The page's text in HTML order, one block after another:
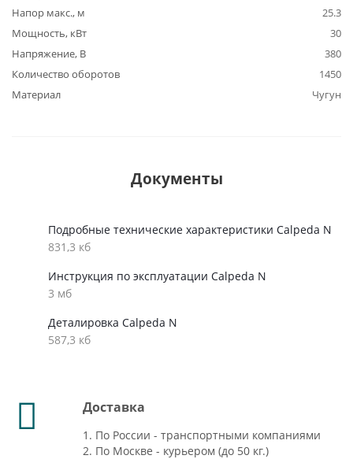
Напор макс., м
25.3
Мощность, кВт
30
Напряжение, В
380
Количество оборотов
1450
Материал
Чугун
Документы
Подробные технические характеристики Calpeda N
831,3 кб
Инструкция по эксплуатации Calpeda N
3 мб
Деталировка Calpeda N
587,3 кб
Доставка
1. По России - транспортными компаниями
2. По Москве - курьером (до 50 кг.)